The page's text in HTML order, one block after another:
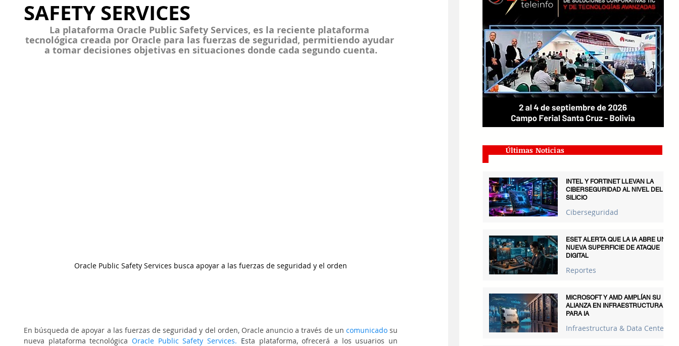
SAFETY SERVICES
La plataforma Oracle Public Safety Services, es la reciente plataforma
tecnológica creada por Oracle para las fuerzas de seguridad, permitiendo ayudar
a tomar decisiones objetivas en situaciones donde cada segundo cuenta.
Oracle Public Safety Services busca apoyar a las fuerzas de seguridad y el orden
En búsqueda de apoyar a las fuerzas de seguridad y del orden, Oracle anuncio a través de un comunicado su
nueva plataforma tecnológica Oracle Public Safety Services. Esta plataforma, ofrecerá a los usuarios un
Últimas Noticias
INTEL Y FORTINET LLEVAN LA
CIBERSEGURIDAD AL NIVEL DEL
SILICIO
Ciberseguridad
ESET ALERTA QUE LA IA ABRE UNA
NUEVA SUPERFICIE DE ATAQUE
DIGITAL
Reportes
MICROSOFT Y AMD AMPLÍAN SU
ALIANZA EN INFRAESTRUCTURA
PARA IA
Infraestructura & Data Centers